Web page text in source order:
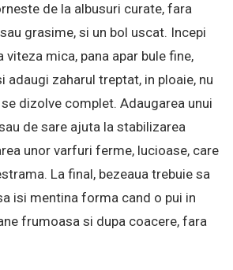
de la albusuri curate, fara
grasime, si un bol uscat. Incepi
viteza mica, pana apar bule fine,
adaugi zaharul treptat, in ploaie, nu
dizolve complet. Adaugarea unui
de sare ajuta la stabilizarea
unor varfuri ferme, lucioase, care
La final, bezeaua trebuie sa
isi mentina forma cand o pui in
frumoasa si dupa coacere, fara